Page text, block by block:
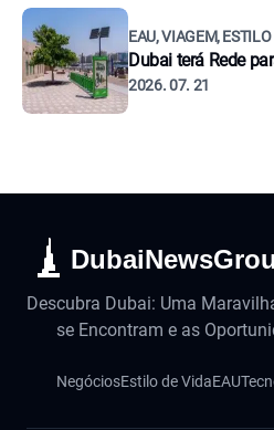
EAU, VIAGEM,
Dubai terá Rede
2026. 07. 21
Descubra Dubai: Uma
se Encontram e as
NegóciosEstilo de VidaEAU